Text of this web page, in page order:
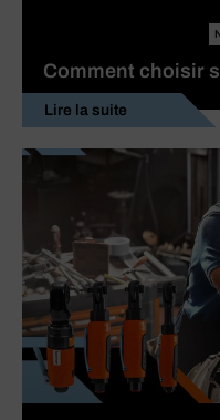
Comment choisir
Lire la suite